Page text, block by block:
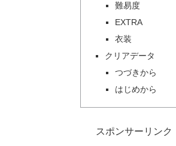
難易度
EXTRA
衣装
クリアデータ
つづきから
はじめから
スポンサーリンク